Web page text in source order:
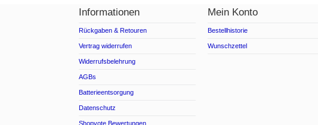
Informationen
Rückgaben & Retouren
Vertrag widerrufen
Widerrufsbelehrung
AGBs
Batterieentsorgung
Datenschutz
Shopvote Bewertungen
Mein Konto
Bestellhistorie
Wunschzettel